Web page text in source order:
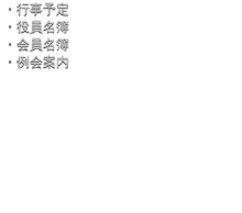
・ 行事予定
・ 役員名簿
・ 会員名簿
・ 例会案内